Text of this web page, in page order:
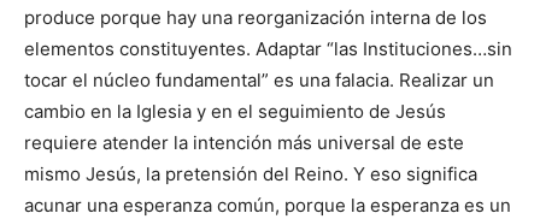
produce porque hay una reorganización interna de los
elementos constituyentes. Adaptar “las Instituciones…sin
tocar el núcleo fundamental” es una falacia. Realizar un
cambio en la Iglesia y en el seguimiento de Jesús
requiere atender la intención más universal de este
mismo Jesús, la pretensión del Reino. Y eso significa
acunar una esperanza común, porque la esperanza es un